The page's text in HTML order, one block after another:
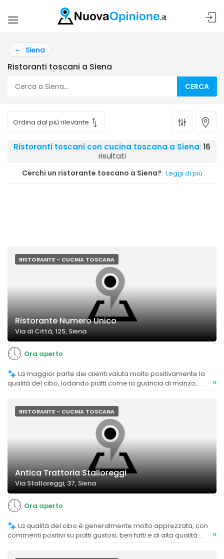
Siena
Ristoranti toscani a Siena
CERCA
Ristoranti toscani con cucina toscana a Siena: 16
risultati
Cerchi un ristorante toscano a Siena? Leggi di più
RISTORANTE - CUCINA TOSCANA
Ristorante Numero Unico
Via di Città, 125, Siena
Ora aperto
qualità del cibo, lodando piatti come la guancia di manzo,
autentico e di alta qualità.
»
RISTORANTE - CUCINA TOSCANA
Antica Trattoria Stalloreggi
Via Stalloreggi, 37, Siena
Ora aperto
commenti positivi su piatti gustosi, ben fatti e di alta qualità.
»